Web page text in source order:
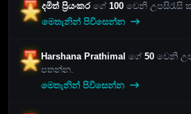
දමිත් ප්‍රියංකර ගේ 100 වෙනි උපසිරැසි
මෙතැනින් පිවිසෙන්න
Harshana Prathimal ගේ 50වෙනි
පතන්න.
මෙතැනින් පිවිසෙන්න